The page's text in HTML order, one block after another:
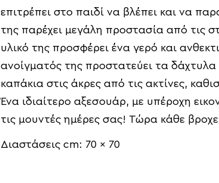
επιτρέπει στο παιδί να βλέπει και να
της παρέχει μεγάλη προστασία από τις
υλικό της προσφέρει ένα γερό και
ανοίγματός της προστατεύει τα
καπάκια στις άκρες από τις ακτίνες,
Ένα ιδιαίτερο αξεσουάρ, με υπέροχη
τις μουντές ημέρες σας! Τώρα κάθε
Διαστάσεις cm: 70 x 70